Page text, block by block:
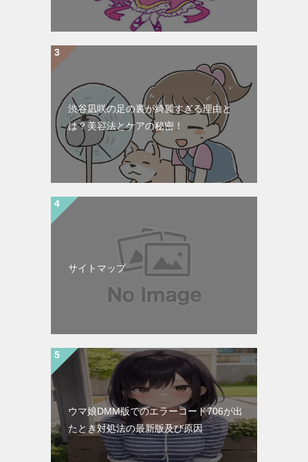
渋谷凪咲の足の裏が綺麗すぎる理由と
は？美容法とケアの秘密！
サイトマップ
ウマ娘DMM版でのエラーコード706が出
たとき対処法の最新版及び原因